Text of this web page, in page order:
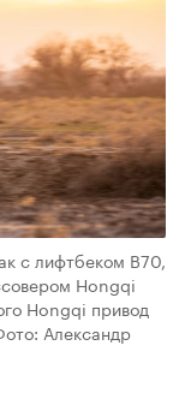
с лифтбеком В70,
Hongqi
Hongqi привод
Александр